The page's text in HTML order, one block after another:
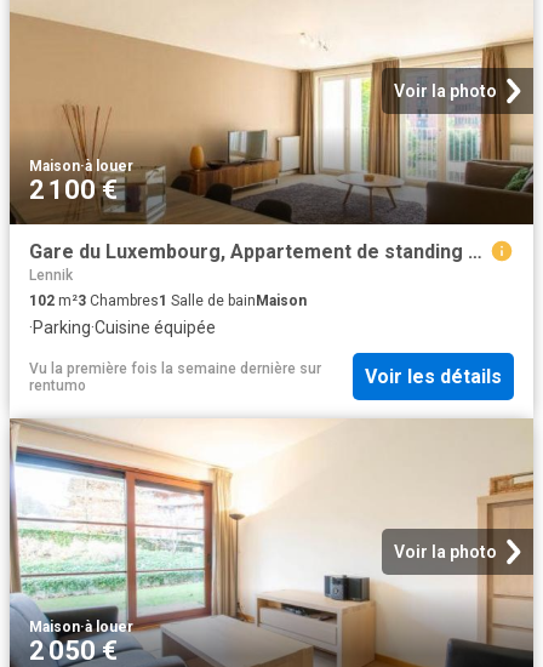
Voir la photo
Maison·à louer
2 100 €
Gare du Luxembourg, Appartement de standing au rez de chaussée, 3 chambres meublé
Lennik
102 m²3 Chambres1 Salle de bain Maison
·Parking·Cuisine équipée
Vu la première fois la semaine dernière sur
rentumo
Voir les détails
Voir la photo
Maison·à louer
2 050 €